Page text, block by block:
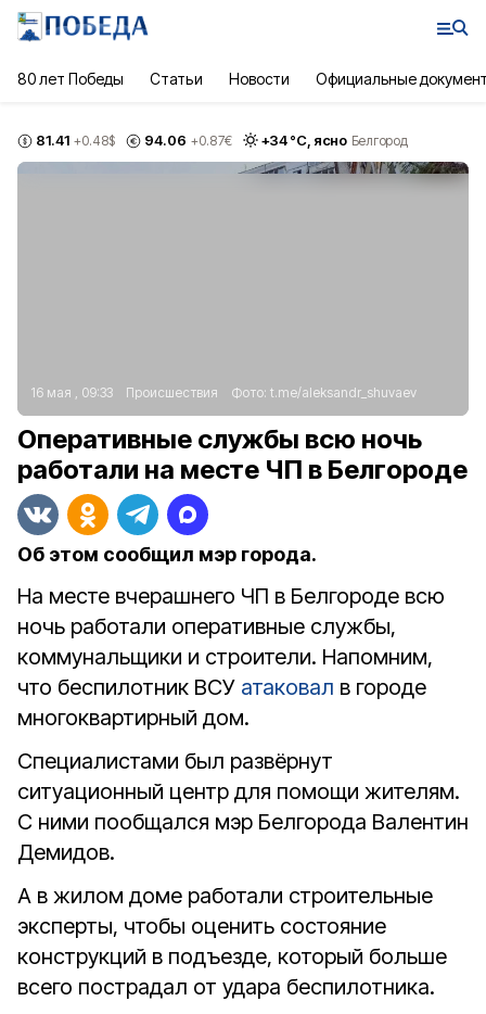
80 лет Победы Статьи Новости Официальные
81.41 +0.48$ 94.06 +0.87€ +34°С, ясно Белгород
16 мая , 09:33 Происшествия Фото: t.me/aleksandr_shuvaev
Оперативные службы всю ночь
работали на месте ЧП в Белгороде
Об этом сообщил мэр города.
На месте вчерашнего ЧП в Белгороде всю
ночь работали оперативные службы,
коммунальщики и строители. Напомним,
что беспилотник ВСУ атаковал в городе
многоквартирный дом.
Специалистами был развёрнут
ситуационный центр для помощи жителям.
С ними пообщался мэр Белгорода Валентин
Демидов.
А в жилом доме работали строительные
эксперты, чтобы оценить состояние
конструкций в подъезде, который больше
всего пострадал от удара беспилотника.